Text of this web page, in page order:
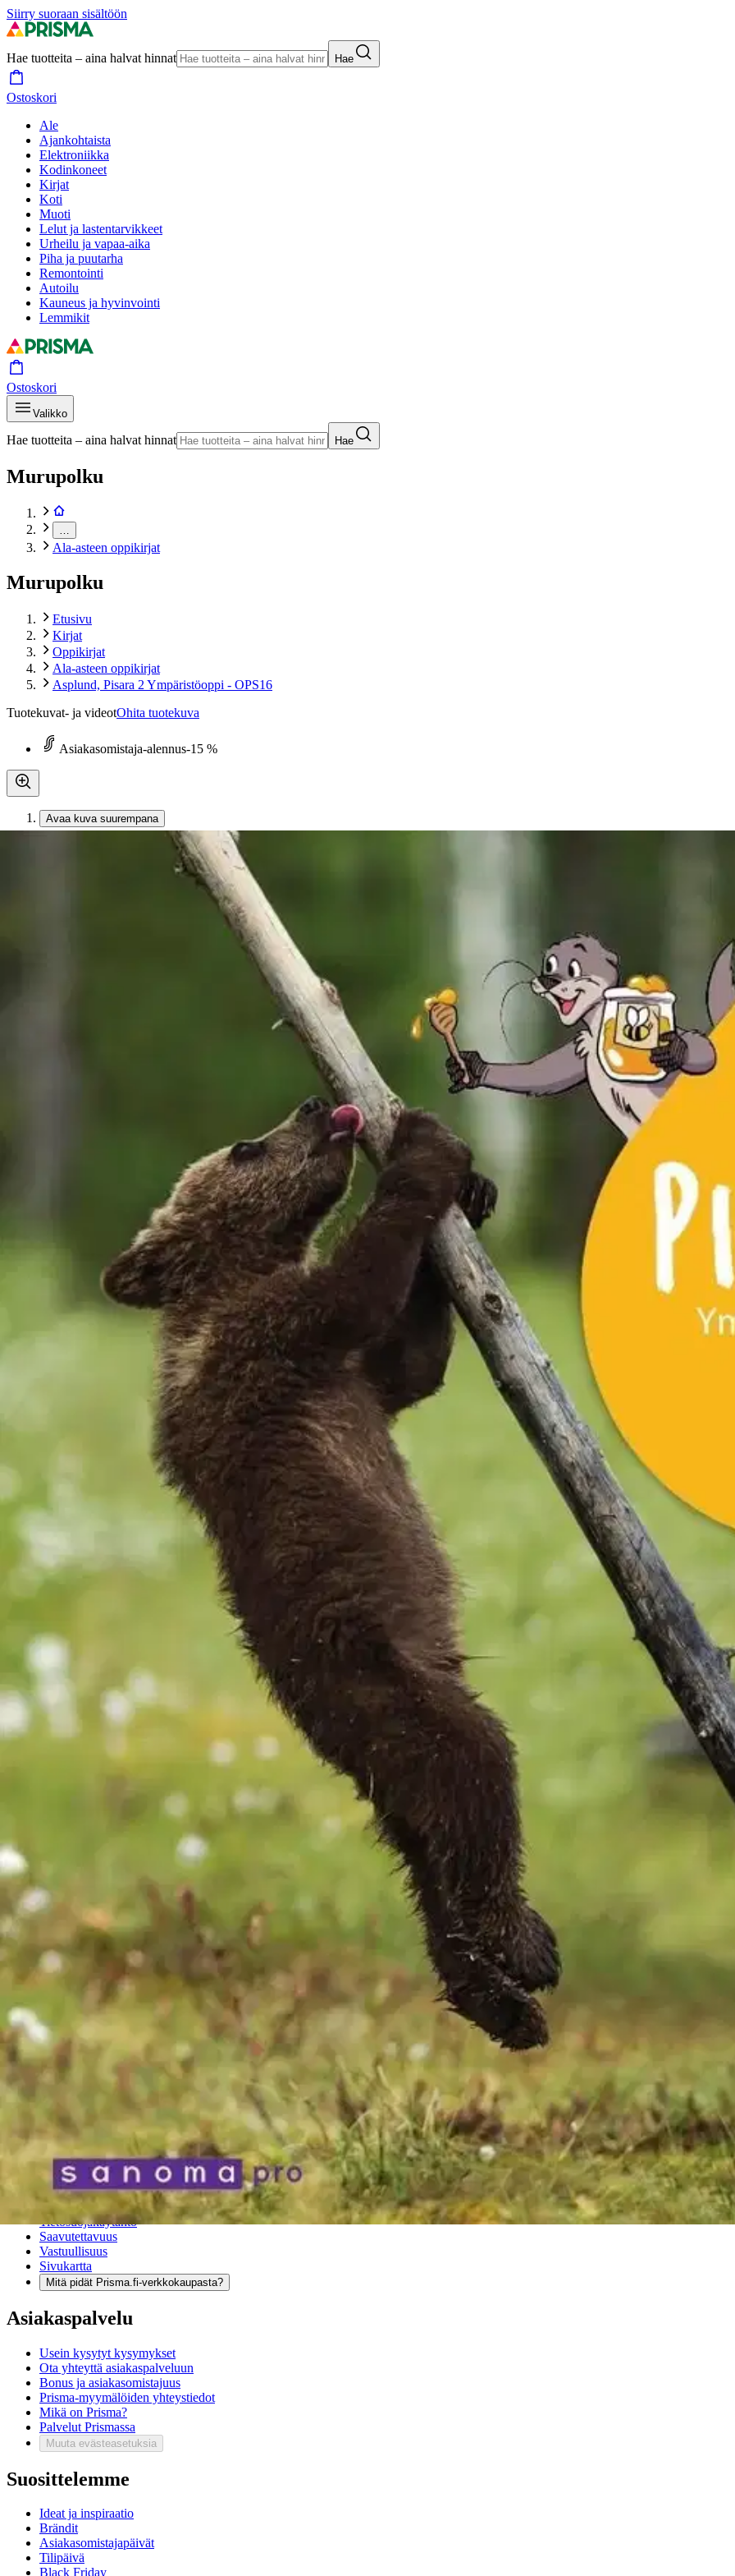
Siirry suoraan sisältöön
Hae tuotteita – aina halvat hinnat Hae
Ostoskori
Ale
Ajankohtaista
Elektroniikka
Kodinkoneet
Kirjat
Koti
Muoti
Lelut ja lastentarvikkeet
Urheilu ja vapaa-aika
Piha ja puutarha
Remontointi
Autoilu
Kauneus ja hyvinvointi
Lemmikit
Ostoskori
Valikko
Hae tuotteita – aina halvat hinnat Hae
Murupolku
Ala-asteen oppikirjat
Murupolku
Etusivu
Kirjat
Oppikirjat
Ala-asteen oppikirjat
Asplund, Pisara 2 Ympäristöoppi - OPS16
Tuotekuvat- ja videotOhita tuotekuva
Asiakasomistaja-alennus-15 %
Avaa kuva suurempana
Asplund, Pisara 2 Ympäristöoppi - OPS16
Alk. 0 €
Huomaa pidempi toimitusaika
Ilmainen toimitus yli 100 €:n tilauksille Postin pakettiautomaattiin tai
Etu ei koske Suuri‑lisäpalvelulla toimitettavia tuotteita.
Tarkista myymäläsaatavuus
Tuotekuvaus
Pisara 2 Ympäristöoppi innostaa oppilasta käyttämään ympäristöopin tietoja ja taitoja omassa elämässään. Oppitunnin asiat löytyvät
kirjan. Jaksojen lopun Tikka-aukeamilla oppilailla on mahdollisuus tehdä pieniä projekteja ja tutkimuksia uuden opetussuunnitelman
täsmällisesti. Havainnolliset kuvat ja lisätekstit tukevat oppimista. Tekstiä ja käsitteitä on harkittu määrä ja asiat on kerrottu oppilaan
Jaksot: Takaisin kouluun, Mistä ruokaa saadaan, Kartta, Säästämme luontoa, Kotiplaneettamme Maa, Ihminen, Yhdessä turvallisesti,
Näytä lisää tuotekuvausta
Ominaisuudet
Oletko tyytyväinen tuotetietoihin?
Ovatko tuotetiedot riittävät? Jos tuotetiedoissa on puutteita tai niitä voisi muuten parantaa, anna palautetta.
Anna palautetta Avautuu uuteen välilehteen
Ilmainen palautus 30 päivää.*
Nouto myymälästä ilman toimituskuluja.
Asiakasomistajalle Bonusta jopa 5 %.*
Verkkokauppa
Ohjeet
Ensitilaajan pikaopas
Takuu ja huolto
Toimitustavat
Maksutavat
Asennuspalvelut
Tilaus- ja toimitusehdot
Käyttöehdot
Tietosuojakäytäntö
Saavutettavuus
Vastuullisuus
Sivukartta
Mitä pidät Prisma.fi-verkkokaupasta?
Asiakaspalvelu
Usein kysytyt kysymykset
Ota yhteyttä asiakaspalveluun
Bonus ja asiakasomistajuus
Prisma-myymälöiden yhteystiedot
Mikä on Prisma?
Palvelut Prismassa
Muuta evästeasetuksia
Suosittelemme
Ideat ja inspiraatio
Brändit
Asiakasomistajapäivät
Tilipäivä
Black Friday